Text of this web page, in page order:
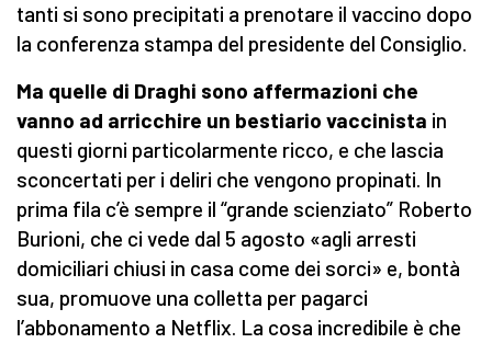
tanti si sono precipitati a prenotare il vaccino dopo
la conferenza stampa del presidente del Consiglio.
Ma quelle di Draghi sono affermazioni che
vanno ad arricchire un bestiario vaccinista in
questi giorni particolarmente ricco, e che lascia
sconcertati per i deliri che vengono propinati. In
prima fila c’è sempre il “grande scienziato” Roberto
Burioni, che ci vede dal 5 agosto «agli arresti
domiciliari chiusi in casa come dei sorci» e, bontà
sua, promuove una colletta per pagarci
l’abbonamento a Netflix. La cosa incredibile è che